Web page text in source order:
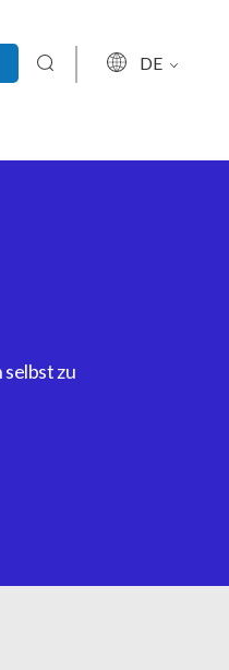
DE
zu